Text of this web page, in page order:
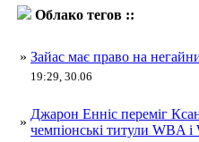
Облако тегов ::
» Зайас має право на
19:29, 30.06
»
Джарон Енніс переміг
чемпіонські титули WBA і